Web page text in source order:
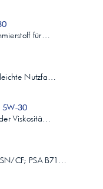
für…
leichte Nutzfa…
5W-30
Viskositä…
CF; PSA B71…